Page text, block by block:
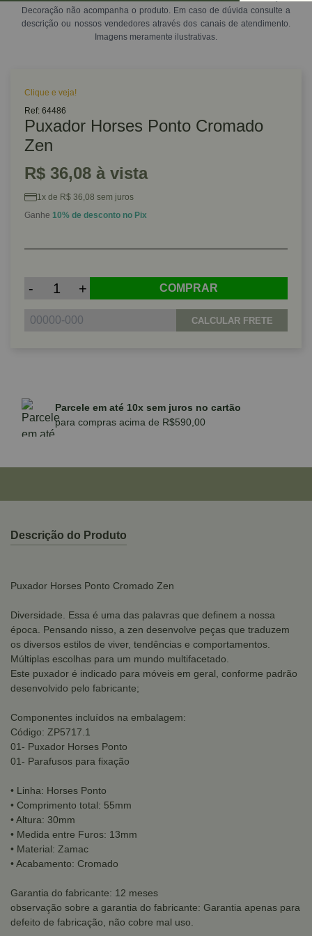
Decoração não acompanha o produto. Em caso de dúvida consulte a
descrição ou nossos vendedores através dos canais de atendimento.
Imagens meramente ilustrativas.
Clique e veja!
Ref: 64486
Puxador Horses Ponto Cromado
Zen
R$ 36,08 à vista
1x de R$ 36,08 sem juros
Ganhe 10% de desconto no Pix
- + COMPRAR
CALCULAR FRETE
Parcele em até 10x sem juros no cartão
para compras acima de R$590,00
Descrição do Produto
Puxador Horses Ponto Cromado Zen
Diversidade. Essa é uma das palavras que definem a nossa
época. Pensando nisso, a zen desenvolve peças que traduzem
os diversos estilos de viver, tendências e comportamentos.
Múltiplas escolhas para um mundo multifacetado.
Este puxador é indicado para móveis em geral, conforme padrão
desenvolvido pelo fabricante;
Componentes incluídos na embalagem:
Código: ZP5717.1
01- Puxador Horses Ponto
01- Parafusos para fixação
• Linha: Horses Ponto
• Comprimento total: 55mm
• Altura: 30mm
• Medida entre Furos: 13mm
• Material: Zamac
• Acabamento: Cromado
Garantia do fabricante: 12 meses
observação sobre a garantia do fabricante: Garantia apenas para
defeito de fabricação, não cobre mal uso.